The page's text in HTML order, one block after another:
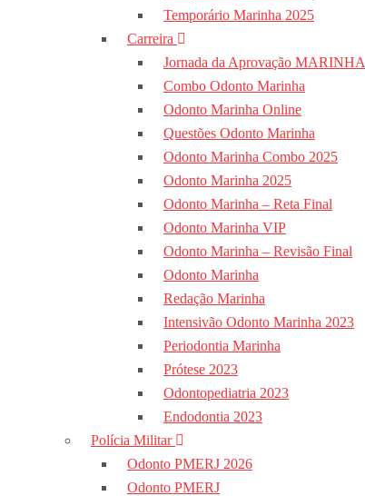
Temporário Marinha 2025
Carreira
Jornada da Aprovação MARINHA
Combo Odonto Marinha
Odonto Marinha Online
Questões Odonto Marinha
Odonto Marinha Combo 2025
Odonto Marinha 2025
Odonto Marinha – Reta Final
Odonto Marinha VIP
Odonto Marinha – Revisão Final
Odonto Marinha
Redação Marinha
Intensivão Odonto Marinha 2023
Periodontia Marinha
Prótese 2023
Odontopediatria 2023
Endodontia 2023
Polícia Militar
Odonto PMERJ 2026
Odonto PMERJ